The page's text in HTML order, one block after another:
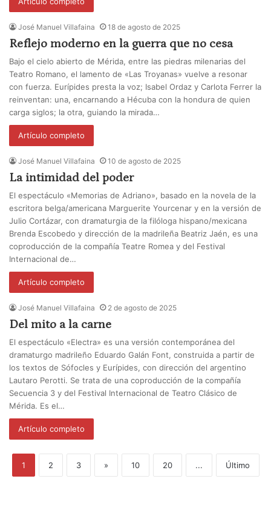
José Manuel Villafaina 18 de agosto de 2025
Reflejo moderno en la guerra que no cesa
Bajo el cielo abierto de Mérida, entre las piedras milenarias del
Teatro Romano, el lamento de «Las Troyanas» vuelve a resonar
con fuerza. Eurípides presta la voz; Isabel Ordaz y Carlota Ferrer la
reinventan: una, encarnando a Hécuba con la hondura de quien
carga siglos; la otra, guiando la mirada…
Artículo completo
José Manuel Villafaina 10 de agosto de 2025
La intimidad del poder
El espectáculo «Memorias de Adriano», basado en la novela de la
escritora belga/americana Marguerite Yourcenar y en la versión de
Julio Cortázar, con dramaturgia de la filóloga hispano/mexicana
Brenda Escobedo y dirección de la madrileña Beatriz Jaén, es una
coproducción de la compañía Teatre Romea y del Festival
Internacional de…
Artículo completo
José Manuel Villafaina 2 de agosto de 2025
Del mito a la carne
El espectáculo «Electra» es una versión contemporánea del
dramaturgo madrileño Eduardo Galán Font, construida a partir de
los textos de Sófocles y Eurípides, con dirección del argentino
Lautaro Perotti. Se trata de una coproducción de la compañía
Secuencia 3 y del Festival Internacional de Teatro Clásico de
Mérida. Es el…
Artículo completo
1 2 3 » 10 20 ... Último